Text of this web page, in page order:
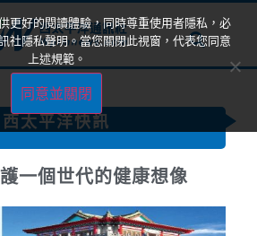
西太平洋快訊
一個世代的健康想像
更好的閱讀體驗，同時尊重使用者隱私，必
社隱私聲明。當您關閉此視窗，代表您同意
上述規範。
同意並關閉